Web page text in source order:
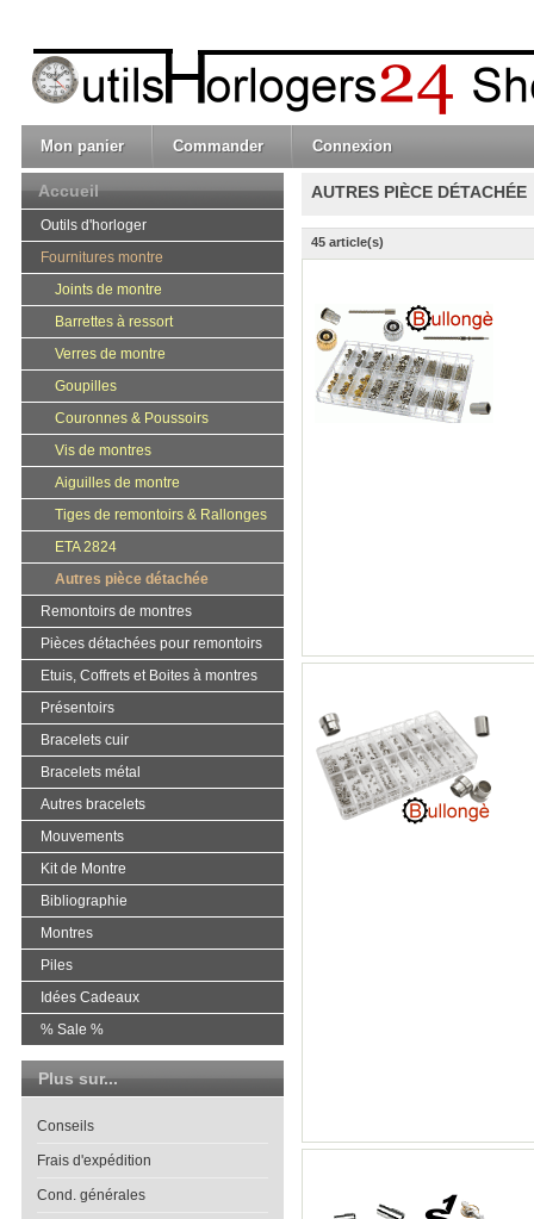
Mon panier Commander Connexion
AUTRES PIÈCE DÉTACHÉE
45 article(s)
Accueil
Outils d'horloger
Fournitures montre
Joints de montre
Barrettes à ressort
Verres de montre
Goupilles
Couronnes & Poussoirs
Vis de montres
Aiguilles de montre
Tiges de remontoirs & Rallonges
ETA 2824
Autres pièce détachée
Remontoirs de montres
Pièces détachées pour remontoirs
Etuis, Coffrets et Boites à montres
Présentoirs
Bracelets cuir
Bracelets métal
Autres bracelets
Mouvements
Kit de Montre
Bibliographie
Montres
Piles
Idées Cadeaux
% Sale %
Plus sur...
Conseils
Frais d'expédition
Cond. générales